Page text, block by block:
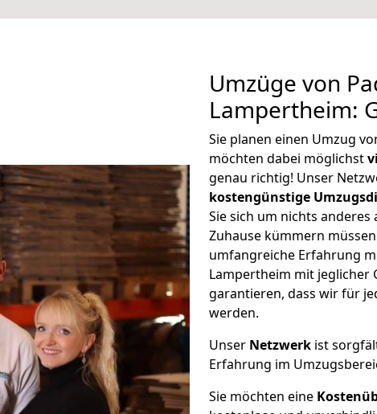
Umzüge von
Lampertheim:
Sie planen einen Umzug
möchten dabei möglichst
genau richtig! Unser
kostengünstige
Sie sich um nichts
Zuhause kümmern
umfangreiche Erfahrung
Lampertheim mit
garantieren, dass wir für
werden.
Unser Netzwerk ist
Erfahrung im
Sie möchten eine